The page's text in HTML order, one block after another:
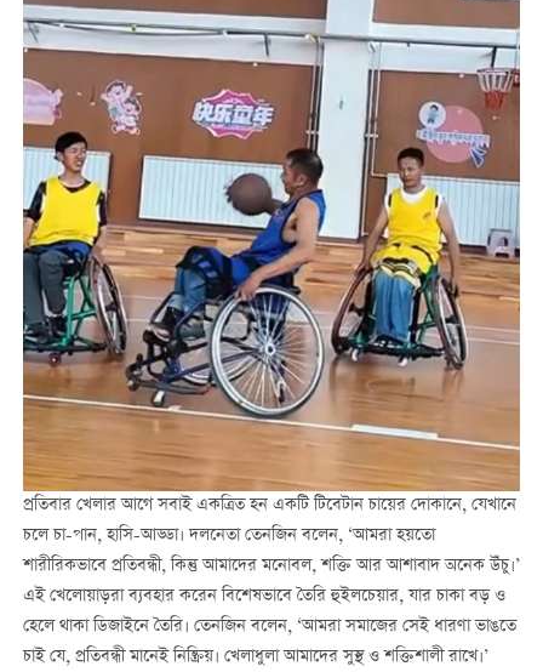
প্রতিবার খেলার আগে সবাই একত্রিত হন একটি টিবেটান চায়ের দোকানে, যেখানে
চলে চা-পান, হাসি-আড্ডা। দলনেতা তেনজিন বলেন, ‘আমরা হয়তো
শারীরিকভাবে প্রতিবন্ধী, কিন্তু আমাদের মনোবল, শক্তি আর আশাবাদ অনেক উঁচু।’
এই খেলোয়াড়রা ব্যবহার করেন বিশেষভাবে তৈরি হুইলচেয়ার, যার চাকা বড় ও
হেলে থাকা ডিজাইনে তৈরি। তেনজিন বলেন, ‘আমরা সমাজের সেই ধারণা ভাঙতে
চাই যে, প্রতিবন্ধী মানেই নিষ্ক্রিয়। খেলাধুলা আমাদের সুস্থ ও শক্তিশালী রাখে।’